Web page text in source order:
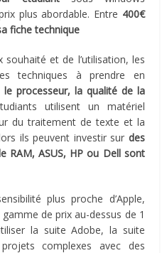
plus abordable. Entre 400€
fiche technique
et de l’utilisation, les
techniques à prendre en
processeur, la qualité de la
utilisent un matériel
du traitement de texte et la
ils peuvent investir sur des
RAM, ASUS, HP ou Dell sont
plus proche d’Apple,
de prix au-dessus de 1
la suite Adobe, la suite
complexes avec des